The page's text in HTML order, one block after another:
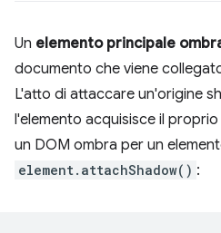
Un elemento principale
documento che viene
L'atto di attaccare un'origine
l'elemento acquisisce il
un DOM ombra per un
element.attachShadow() :